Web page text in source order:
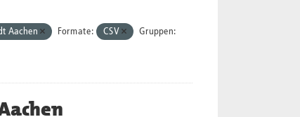
Aachen Formate: CSV Gruppen: